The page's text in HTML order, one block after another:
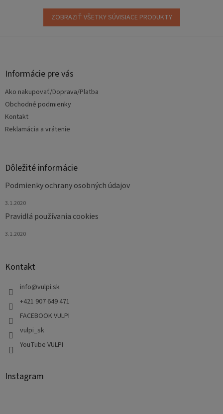
ZOBRAZIŤ VŠETKY SÚVISIACE PRODUKTY
Informácie pre vás
Ako nakupovať/Doprava/Platba
Obchodné podmienky
Kontakt
Reklamácia a vrátenie
Dôležité informácie
Podmienky ochrany osobných údajov
3.1.2020
Pravidlá používania cookies
3.1.2020
Kontakt
info@vulpi.sk
+421 907 649 471
FACEBOOK VULPI
vulpi_sk
YouTube VULPI
Instagram